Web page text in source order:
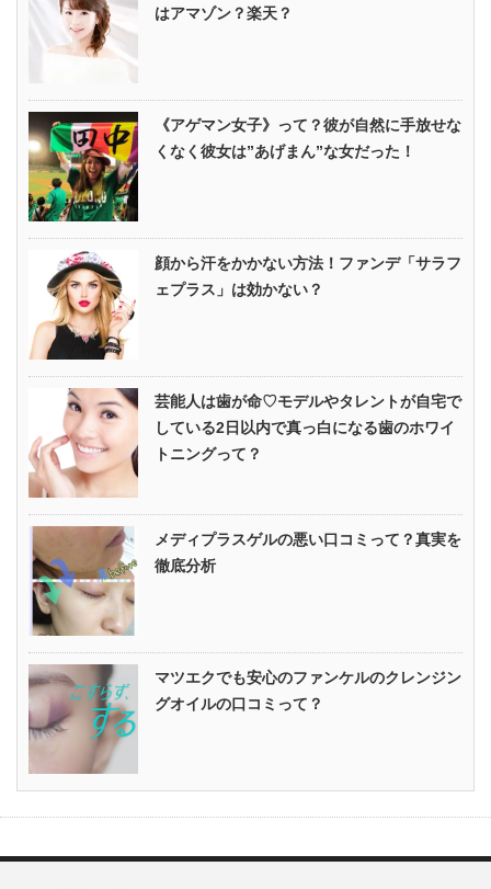
はアマゾン？楽天？
《アゲマン女子》って？彼が自然に手放せな
くなく彼女は”あげまん”な女だった！
顔から汗をかかない方法！ファンデ「サラフ
ェプラス」は効かない？
芸能人は歯が命♡モデルやタレントが自宅で
している2日以内で真っ白になる歯のホワイ
トニングって？
メディプラスゲルの悪い口コミって？真実を
徹底分析
マツエクでも安心のファンケルのクレンジン
グオイルの口コミって？